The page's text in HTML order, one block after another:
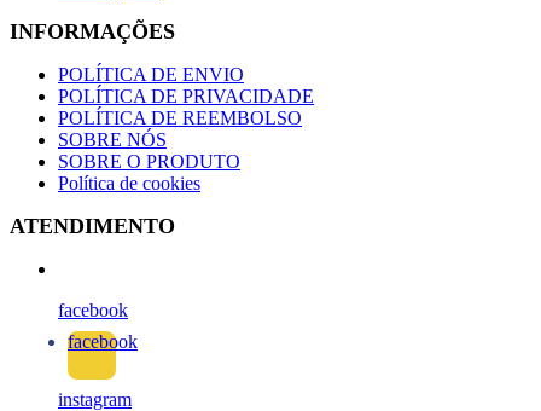
INFORMAÇÕES
POLÍTICA DE ENVIO
POLÍTICA DE PRIVACIDADE
POLÍTICA DE REEMBOLSO
SOBRE NÓS
SOBRE O PRODUTO
Política de cookies
ATENDIMENTO
facebook
facebook
instagram